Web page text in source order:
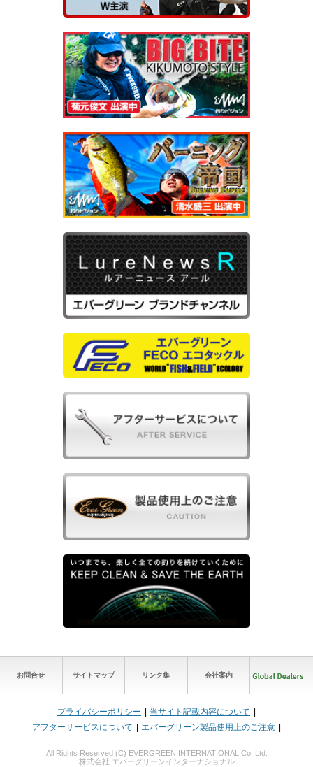
お問合せ サイトマップ リンク集 会社案内
プライバシーポリシー
当サイト記載内容について
アフターサービスについて
エバーグリーン製品使用上のご注意
All Rights Reserved (C) EVERGREEN INTERNATIONAL Co.,Ltd.
株式会社 エバーグリーンインターナショナル